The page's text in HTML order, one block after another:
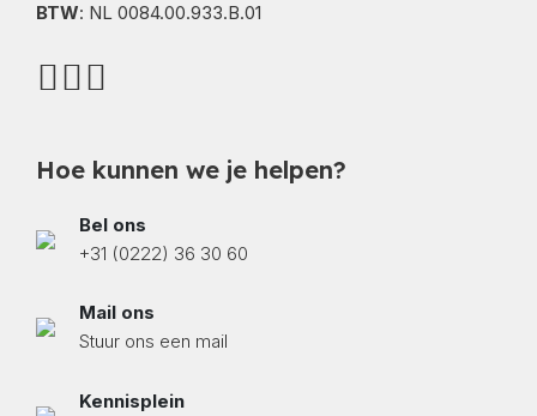
BTW: NL 0084.00.933.B.01
Hoe kunnen we je helpen?
Bel ons
+31 (0222) 36 30 60
Mail ons
Stuur ons een mail
Kennisplein